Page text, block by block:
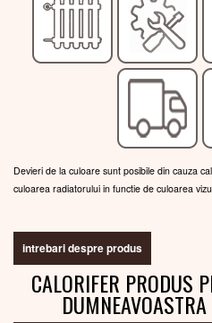
Devieri de la culoare sunt posibile din cauza
culoarea radiatorului in functie de culoarea
intrebari despre produs
CALORIFER PRODUS